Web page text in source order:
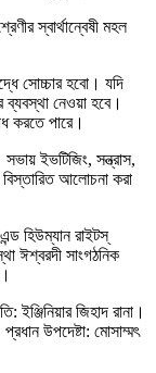
স্বার্থান্বেষী মহল
সোচ্চার হবো। যদি
নেওয়া হবে।
করতে পারে।
ইভটিজিং, সন্ত্রাস,
বিস্তারিত আলোচনা করা
হিউম্যান রাইটস্
ঈশ্বরদী সাংগঠনিক
ইঞ্জিনিয়ার জিহাদ রানা।
উপদেষ্টা: মোসাম্মৎ